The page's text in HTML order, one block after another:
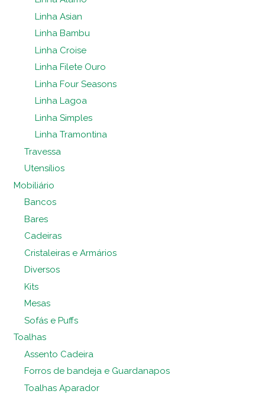
Linha Asian
Linha Bambu
Linha Croise
Linha Filete Ouro
Linha Four Seasons
Linha Lagoa
Linha Simples
Linha Tramontina
Travessa
Utensílios
Mobiliário
Bancos
Bares
Cadeiras
Cristaleiras e Armários
Diversos
Kits
Mesas
Sofás e Puffs
Toalhas
Assento Cadeira
Forros de bandeja e Guardanapos
Toalhas Aparador